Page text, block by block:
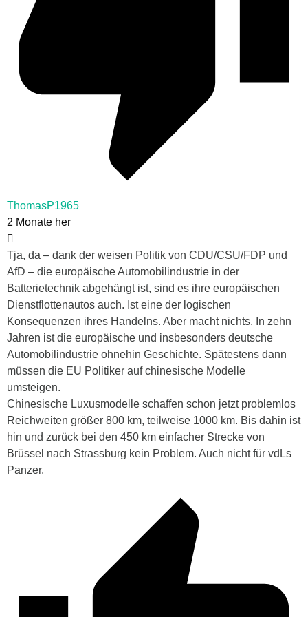
ThomasP1965
2 Monate her
Tja, da – dank der weisen Politik von CDU/CSU/FDP und
AfD – die europäische Automobilindustrie in der
Batterietechnik abgehängt ist, sind es ihre europäischen
Dienstflottenautos auch. Ist eine der logischen
Konsequenzen ihres Handelns. Aber macht nichts. In zehn
Jahren ist die europäische und insbesonders deutsche
Automobilindustrie ohnehin Geschichte. Spätestens dann
müssen die EU Politiker auf chinesische Modelle
umsteigen.
Chinesische Luxusmodelle schaffen schon jetzt problemlos
Reichweiten größer 800 km, teilweise 1000 km. Bis dahin ist
hin und zurück bei den 450 km einfacher Strecke von
Brüssel nach Strassburg kein Problem. Auch nicht für vdLs
Panzer.